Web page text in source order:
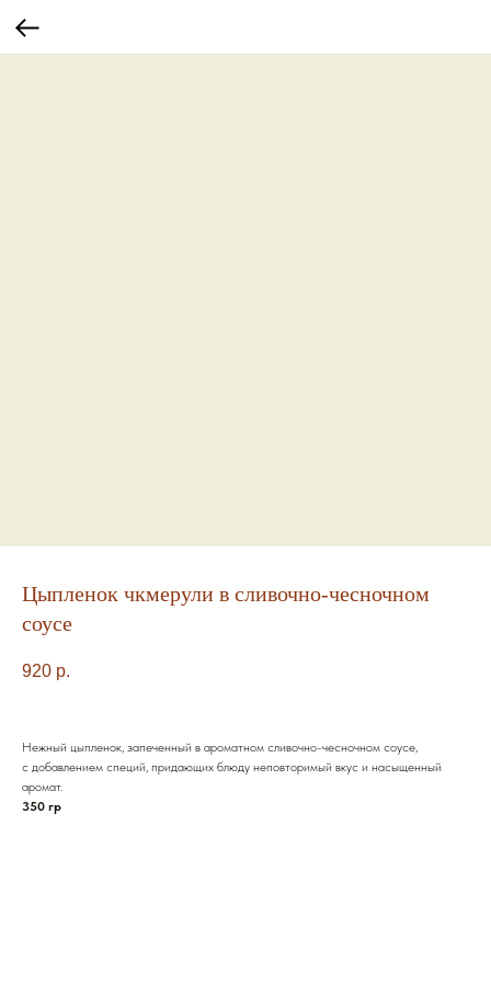
Цыпленок чкмерули в сливочно-чесночном
соусе
920 р.
Нежный цыпленок, запеченный в ароматном сливочно-чесночном соусе,
с добавлением специй, придающих блюду неповторимый вкус и насыщенный
аромат.
350 гр